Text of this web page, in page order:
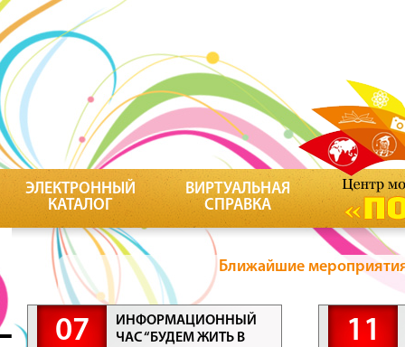
ЭЛЕКТРОННЫЙ
КАТАЛОГ
ВИРТУАЛЬНАЯ
СПРАВКА
Ближайшие
07
ИНФОРМАЦИОННЫЙ
ЧАС “БУДЕМ ЖИТЬ В
11